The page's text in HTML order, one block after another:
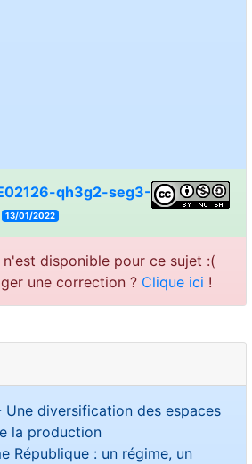
qh3g2-seg3-
13/01/2022
disponible pour ce sujet :(
une correction ? Clique ici !
Une diversification des espaces
la production
République : un régime, un